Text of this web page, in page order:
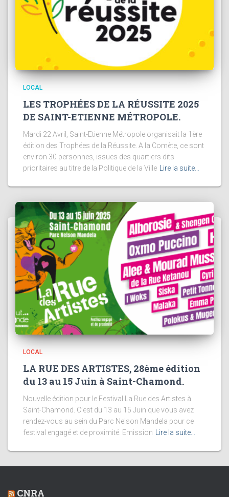
LOCAL
LES TROPHÉES DE LA RÉUSSITE 2025
DE SAINT-ETIENNE MÉTROPOLE.
Mardi 22 Avril, Saint-Etienne Métropole organisait la 1ère
édition des Trophées de la Réussite. A la Comète, ce sont
environ 30 personnes, issues des quartiers dits
prioritaires au titre de la Politique de la Ville Lire la suite…
LOCAL
LA RUE DES ARTISTES, 28ème édition
du 13 au 15 Juin à Saint-Chamond.
Nouvelle édition pour le Festival La Rue des Artistes à
Saint-Chamond. C’est du 13 au 15 Juin que vous avez
rendez-vous au sein du Parc Nelson Mandela pour ce
festival engagé et de proximité. Emission
Lire la suite…
CNRA